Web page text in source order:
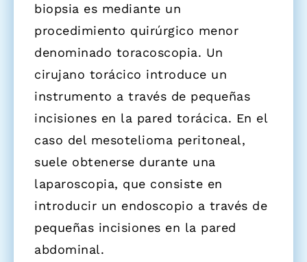
biopsia es mediante un
procedimiento quirúrgico menor
denominado toracoscopia. Un
cirujano torácico introduce un
instrumento a través de pequeñas
incisiones en la pared torácica. En el
caso del mesotelioma peritoneal,
suele obtenerse durante una
laparoscopia, que consiste en
introducir un endoscopio a través de
pequeñas incisiones en la pared
abdominal.